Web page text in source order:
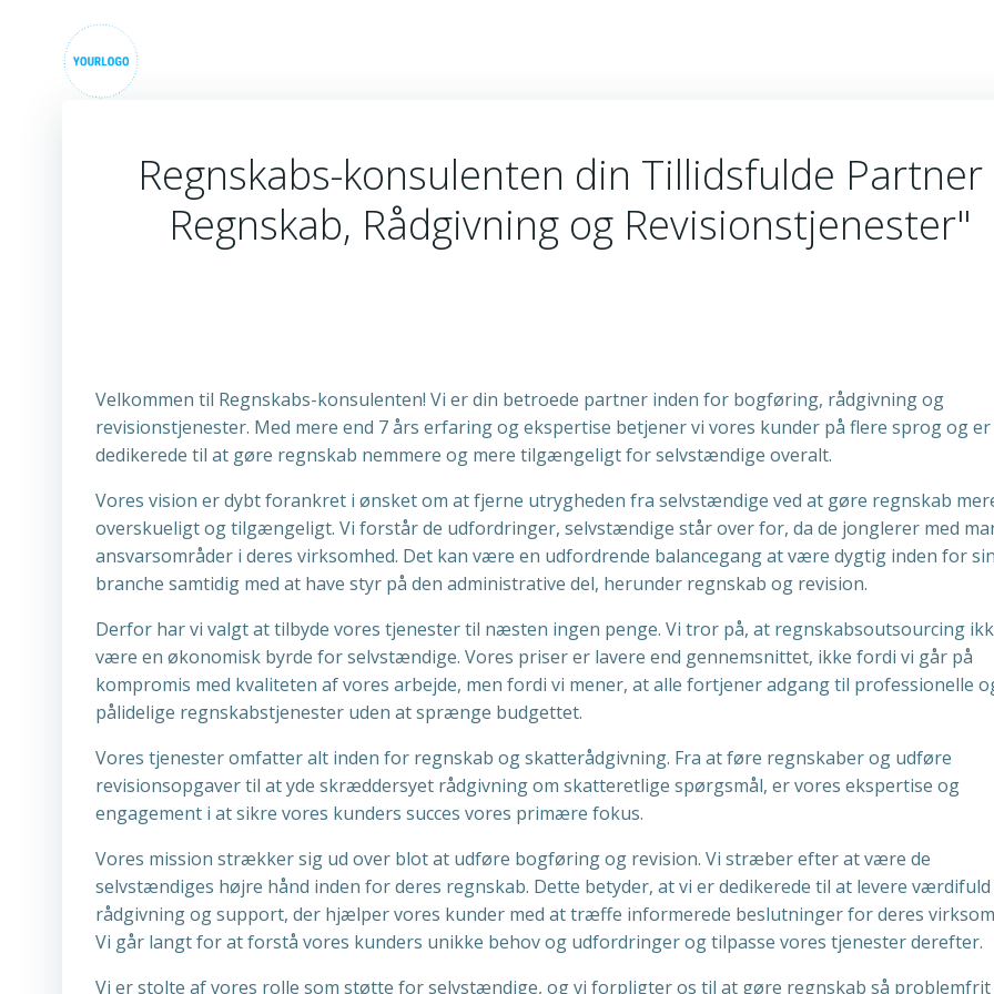
Regnskabs-konsulenten din Tillidsfulde Partner
Regnskab, Rådgivning og Revisionstjenester"
Velkommen til Regnskabs-konsulenten! Vi er din betroede partner inden for bogføring, rådgivning og
revisionstjenester. Med mere end 7 års erfaring og ekspertise betjener vi vores kunder på flere sprog og er
dedikerede til at gøre regnskab nemmere og mere tilgængeligt for selvstændige overalt.
Vores vision er dybt forankret i ønsket om at fjerne utrygheden fra selvstændige ved at gøre regnskab
overskueligt og tilgængeligt. Vi forstår de udfordringer, selvstændige står over for, da de jonglerer med
ansvarsområder i deres virksomhed. Det kan være en udfordrende balancegang at være dygtig inden for sin
branche samtidig med at have styr på den administrative del, herunder regnskab og revision.
Derfor har vi valgt at tilbyde vores tjenester til næsten ingen penge. Vi tror på, at regnskabsoutsourcing
være en økonomisk byrde for selvstændige. Vores priser er lavere end gennemsnittet, ikke fordi vi går på
kompromis med kvaliteten af vores arbejde, men fordi vi mener, at alle fortjener adgang til professionelle
pålidelige regnskabstjenester uden at sprænge budgettet.
Vores tjenester omfatter alt inden for regnskab og skatterådgivning. Fra at føre regnskaber og udføre
revisionsopgaver til at yde skræddersyet rådgivning om skatteretlige spørgsmål, er vores ekspertise og
engagement i at sikre vores kunders succes vores primære fokus.
Vores mission strækker sig ud over blot at udføre bogføring og revision. Vi stræber efter at være de
selvstændiges højre hånd inden for deres regnskab. Dette betyder, at vi er dedikerede til at levere værdifuld
rådgivning og support, der hjælper vores kunder med at træffe informerede beslutninger for deres
Vi går langt for at forstå vores kunders unikke behov og udfordringer og tilpasse vores tjenester derefter.
Vi er stolte af vores rolle som støtte for selvstændige, og vi forpligter os til at gøre regnskab så problemfrit